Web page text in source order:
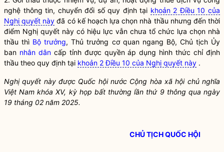
nghệ thông tin, chuyển đổi số quy định tại khoản 2 Điều 10 của
Nghị quyết này đã có kế hoạch lựa chọn nhà thầu nhưng đến thời
điểm Nghị quyết này có hiệu lực vẫn chưa tổ chức lựa chọn nhà
thầu thì Bộ trưởng, Thủ trưởng cơ quan ngang Bộ, Chủ tịch Ủy
ban nhân dâncấp tỉnh được quyền áp dụng hình thức chỉ định
thầu theo quy định tại khoản 2 Điều 10 của Nghị quyết này .
Nghị quyết này được Quốc hộinước Cộng hòa xã hội chủ nghĩa
Việt Nam khóa XV, kỳ họp bất thường lần thứ 9 thông qua ngày
19 tháng 02 năm 2025.
CHỦ TỊCH QUỐC HỘI